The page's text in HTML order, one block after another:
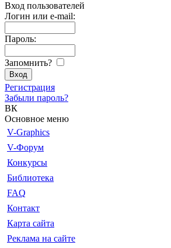
Вход пользователей
Логин или e-mail:
Пароль:
Запомнить?
Регистрация
Забыли пароль?
ВК
Основное меню
V-Graphics
V-Форум
Конкурсы
Библиотека
FAQ
Контакт
Карта сайта
Реклама на сайте